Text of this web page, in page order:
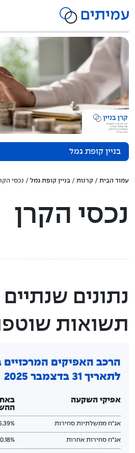
לדלג לתוכן
בניין קופת גמל
אודות הקופה
דוחות כספיים
הצבעות באסיפות
גורמים קשורים
עמוד הבית / קרנות / בניין קופת גמל / נכסי
נכסי הקרן
נתונים
תשואות
הרכב האפיקים
לתאריך 31 בדצמבר 2025
אפיקי השקעה
אג"ח ממשלתיות סחירות
אג"ח סחירות אחרות 0.18%